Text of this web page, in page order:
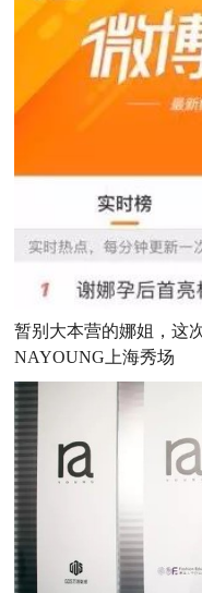
暂别大本营的娜姐，这
NAYOUNG 上海秀场